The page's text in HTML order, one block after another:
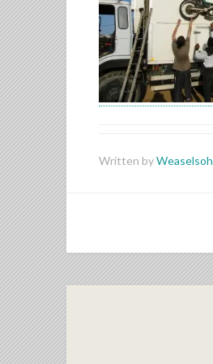
Written byWeaselsoh